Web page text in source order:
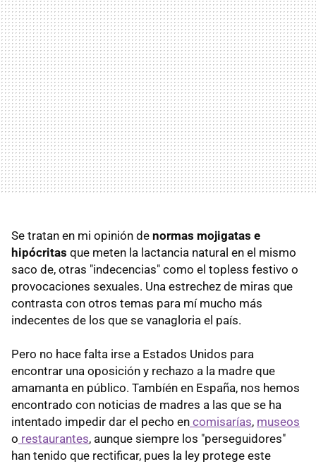
Se tratan en mi opinión de normas mojigatas e
hipócritas que meten la lactancia natural en el mismo
saco de, otras "indecencias" como el topless festivo o
provocaciones sexuales. Una estrechez de miras que
contrasta con otros temas para mí mucho más
indecentes de los que se vanagloria el país.
Pero no hace falta irse a Estados Unidos para
encontrar una oposición y rechazo a la madre que
amamanta en público. Tambíén en España, nos hemos
encontrado con noticias de madres a las que se ha
intentado impedir dar el pecho en comisarías, museos
o restaurantes, aunque siempre los "perseguidores"
han tenido que rectificar, pues la ley protege este